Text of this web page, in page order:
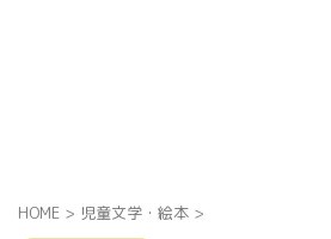
HOME > 児童文学・絵本 >